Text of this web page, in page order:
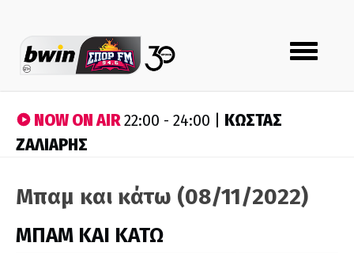
Toggle
navigation
NOW ON AIR22:00 - 24:00 | ΚΩΣΤΑΣ
ΖΑΛΙΑΡΗΣ
Μπαμ και κάτω (08/11/2022)
ΜΠΑΜ ΚΑΙ ΚΑΤΩ